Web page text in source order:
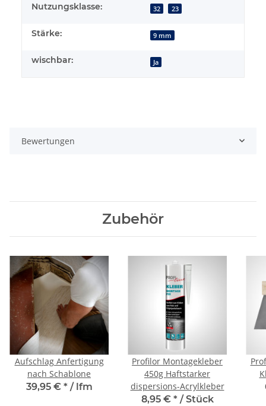
Nutzungsklasse: 32 23
Stärke: 9 mm
wischbar: Ja
Bewertungen
Zubehör
Aufschlag Anfertigung
nach Schablone
39,95 € */ lfm
Profilor Montagekleber
450g Haftstarker
dispersions-Acrylkleber
8,95 € */ Stück